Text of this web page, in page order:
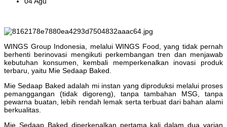
WINGS Group Indonesia, melalui WINGS Food, yang tidak pernah
berhenti berinovasi mengikuti perkembangan tren dan menjawab
kebutuhan konsumen, kembali memperkenalkan inovasi produk
terbaru, yaitu Mie Sedaap Baked.
Mie Sedaap Baked adalah mi instan yang diproduksi melalui proses
pemanggangan (tidak digoreng), tanpa tambahan MSG, tanpa
pewarna buatan, lebih rendah lemak serta terbuat dari bahan alami
berkualitas.
Mie Sedaap Baked diperkenalkan pertama kali dalam dua varian